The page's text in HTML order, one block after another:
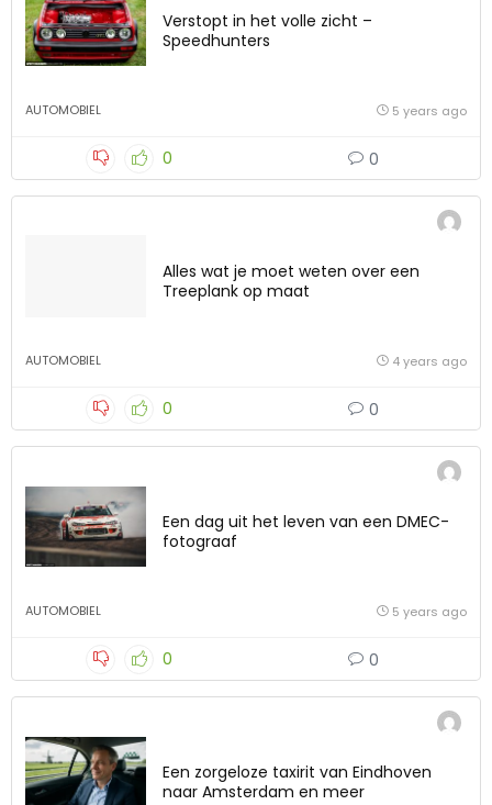
Verstopt in het volle zicht –
Speedhunters
AUTOMOBIEL 5 years ago
0 0
Alles wat je moet weten over een
Treeplank op maat
AUTOMOBIEL 4 years ago
0 0
Een dag uit het leven van een DMEC-
fotograaf
AUTOMOBIEL 5 years ago
0 0
Een zorgeloze taxirit van Eindhoven
naar Amsterdam en meer